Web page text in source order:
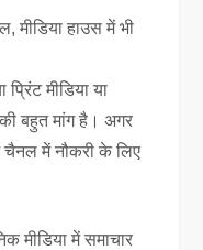
हाउस में भी
मीडिया या
बहुत मांग है। अगर
में नौकरी के लिए
मीडिया में समाचार